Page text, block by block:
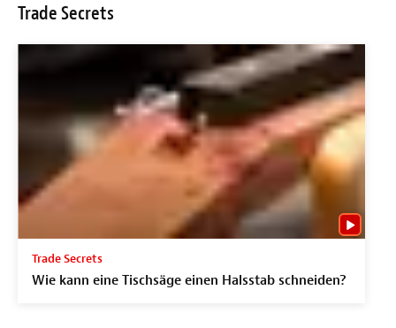
Trade Secrets
Trade Secrets
Wie kann eine Tischsäge einen Halsstab schneiden?